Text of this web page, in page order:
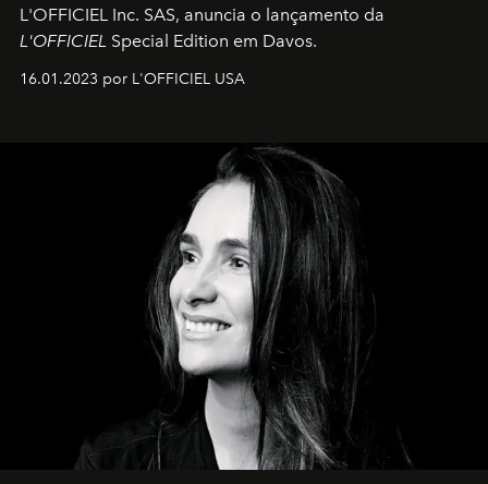
L'OFFICIEL Inc. SAS, anuncia o lançamento da
L'OFFICIEL Special Edition em Davos.
16.01.2023 por L'OFFICIEL USA